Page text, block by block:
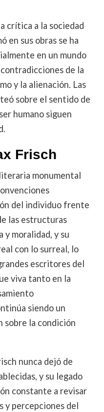
crítica a la sociedad
en sus obras se ha
en un mundo
de la
y la alienación. Las
sobre el sentido de
humano siguen
Frisch
monumental
del individuo frente
las estructuras
y moralidad, y su
con lo surreal, lo
escritores del
viva tanto en la
siendo un
la condición
nunca dejó de
y su legado
constante a revisar
y percepciones del